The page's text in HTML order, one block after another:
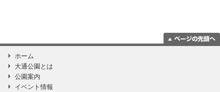
ホーム
大通公園とは
公園案内
イベント情報